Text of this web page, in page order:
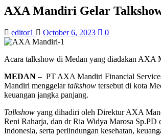
AXA Mandiri Gelar
editor1 October 6, 2023 0
Acara talkshow di Medan yang diadakan AXA
MEDAN – PT AXA Mandiri Financial
Mandiri menggelartalkshow tersebut di kota
keuangan jangka panjang.
Talkshow yang dihadiri oleh Direktur AXA
Reni Raharja, dan dr Ria Widya Marosa Sp.PD
Indonesia, serta perlindungan kesehatan,